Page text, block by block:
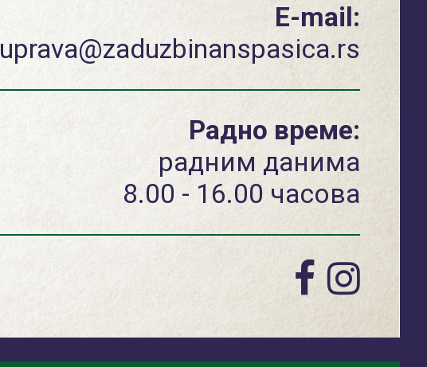
E-mail:
uprava@zaduzbinanspasica.rs
Радно време:
радним данима
8.00 - 16.00 часова